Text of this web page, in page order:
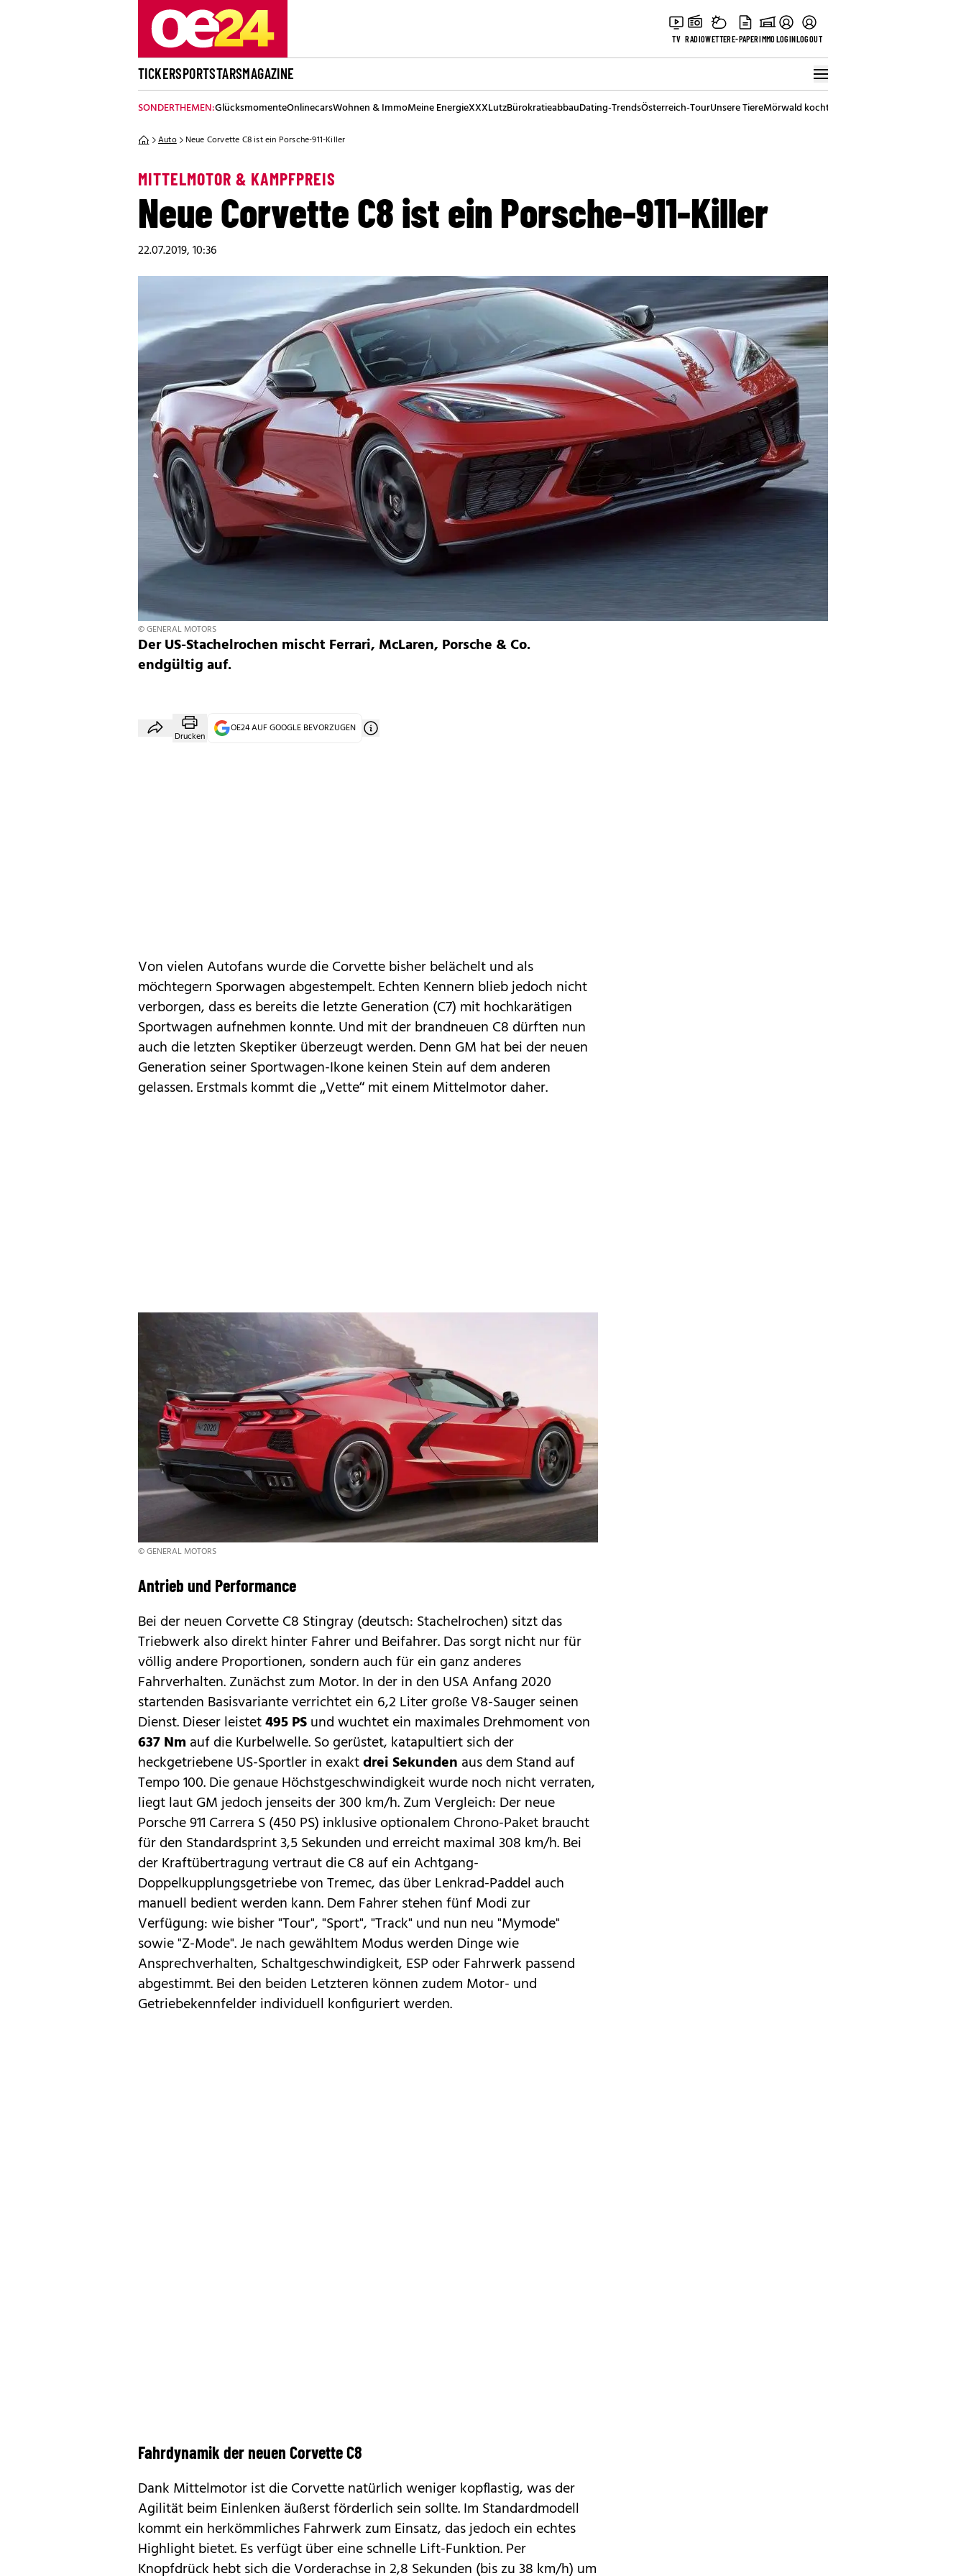
TV RADIOWETTERE-PAPERIMMOLOGINLOGOUT
TICKERSPORTSTARSMAGAZINE
SONDERTHEMEN:GlücksmomenteOnlinecarsWohnen & ImmoMeine EnergieXXXLutzBürokratieabbauDating-TrendsÖsterreich-TourUnsere TiereMörwald kocht
Auto Neue Corvette C8 ist ein Porsche-911-Killer
MITTELMOTOR & KAMPFPREIS
Neue Corvette C8 ist ein Porsche-911-Killer
22.07.2019, 10:36
© GENERAL MOTORS
Der US-Stachelrochen mischt Ferrari, McLaren, Porsche & Co.
endgültig auf.
Drucken
OE24 AUF GOOGLE BEVORZUGEN
Von vielen Autofans wurde dieCorvettebisher belächelt und als
möchtegern Sporwagen abgestempelt. Echten Kennern blieb jedoch nicht
verborgen, dass es bereits die letzte Generation (C7) mit hochkarätigen
Sportwagen aufnehmen konnte. Und mit der brandneuen C8 dürften nun
auch die letzten Skeptiker überzeugt werden. Denn GM hat bei der neuen
Generation seiner Sportwagen-Ikone keinen Stein auf dem anderen
gelassen. Erstmals kommt die „Vette“ mit einem Mittelmotor daher.
© GENERAL MOTORS
Antrieb und Performance
Bei der neuen Corvette C8 Stingray (deutsch: Stachelrochen) sitzt das
Triebwerk also direkt hinter Fahrer und Beifahrer. Das sorgt nicht nur für
völlig andere Proportionen, sondern auch für ein ganz anderes
Fahrverhalten. Zunächst zum Motor. In der in den USA Anfang 2020
startenden Basisvariante verrichtet ein 6,2 Liter große V8-Sauger seinen
Dienst. Dieser leistet495 PSund wuchtet ein maximales Drehmoment von
637 Nm auf die Kurbelwelle. So gerüstet, katapultiert sich der
heckgetriebene US-Sportler in exaktdrei Sekunden aus dem Stand auf
Tempo 100. Die genaue Höchstgeschwindigkeit wurde noch nicht verraten,
liegt laut GM jedoch jenseits der 300 km/h. Zum Vergleich: Der neue
Porsche911 Carrera S(450 PS) inklusive optionalem Chrono-Paket braucht
für den Standardsprint 3,5 Sekunden und erreicht maximal 308 km/h. Bei
der Kraftübertragung vertraut die C8 auf ein Achtgang-
Doppelkupplungsgetriebe von Tremec, das über Lenkrad-Paddel auch
manuell bedient werden kann. Dem Fahrer stehen fünf Modi zur
Verfügung: wie bisher "Tour", "Sport", "Track" und nun neu "Mymode"
sowie "Z-Mode". Je nach gewähltem Modus werden Dinge wie
Ansprechverhalten, Schaltgeschwindigkeit, ESP oder Fahrwerk passend
abgestimmt. Bei den beiden Letzteren können zudem Motor- und
Getriebekennfelder individuell konfiguriert werden.
Fahrdynamik der neuen Corvette C8
Dank Mittelmotor ist die Corvette natürlich weniger kopflastig, was der
Agilität beim Einlenken äußerst förderlich sein sollte. Im Standardmodell
kommt ein herkömmliches Fahrwerk zum Einsatz, das jedoch ein echtes
Highlight bietet. Es verfügt über eine schnelle Lift-Funktion. Per
Knopfdrück hebt sich die Vorderachse in 2,8 Sekunden (bis zu 38 km/h) um